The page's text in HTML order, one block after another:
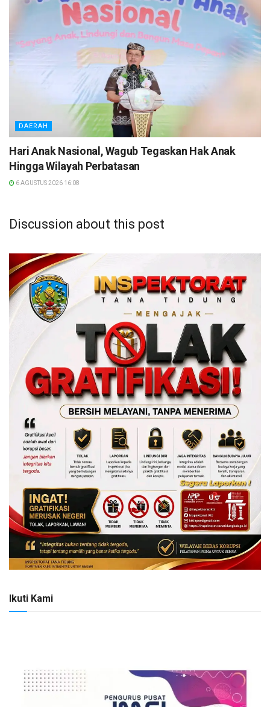
DAERAH
Hari Anak Nasional, Wagub Tegaskan Hak Anak
Hingga Wilayah Perbatasan
6 AGUSTUS 2026 16:08
Discussion about this post
Ikuti Kami